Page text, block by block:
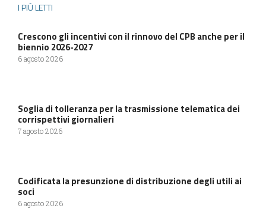
I PIÙ LETTI
Crescono gli incentivi con il rinnovo del CPB anche per il
biennio 2026-2027
6 agosto 2026
Soglia di tolleranza per la trasmissione telematica dei
corrispettivi giornalieri
7 agosto 2026
Codificata la presunzione di distribuzione degli utili ai
soci
6 agosto 2026